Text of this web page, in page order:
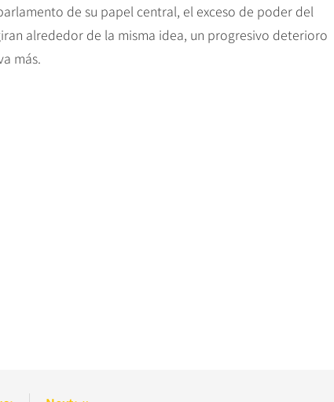
de su papel central, el exceso de poder del
alrededor de la misma idea, un progresivo deterioro
más.